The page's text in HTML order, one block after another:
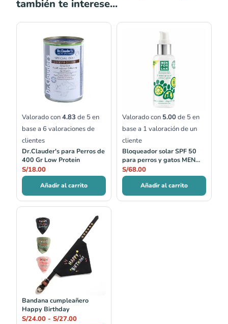
también te interese...
Valorado con4.83 de 5 en
base a 6 valoraciones de
clientes
Dr.Clauder's para Perros de
400 Gr Low Protein
S/18.00
Añadir al carrito
Valorado con 5.00de 5 en
base a 1 valoración de un
cliente
Bloqueador solar SPF 50
para perros y gatos MEN
FOR SAN
S/68.00
Añadir al carrito
Bandana cumpleañero
Happy Birthday
S/24.00 - S/27.00
precios:
desde
S/24.00
hasta